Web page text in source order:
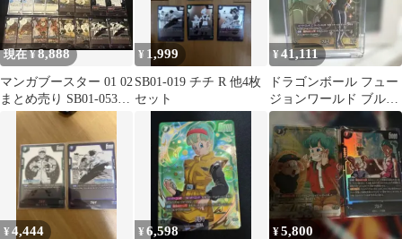
現在 ¥8,888
マンガブースター 01 02
まとめ売り SB01-053
SB01-057 他
¥ 1,999
SB01-019 チチ R 他4枚
セット
¥41,111
ドラゴンボール フュー
ジョンワールド ブル
マ FB-07 UC パラレル
¥4,444 ¥6,598 ¥5,800